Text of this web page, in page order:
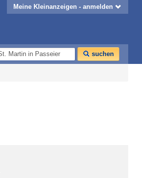
Meine Kleinanzeigen - anmelden
suchen